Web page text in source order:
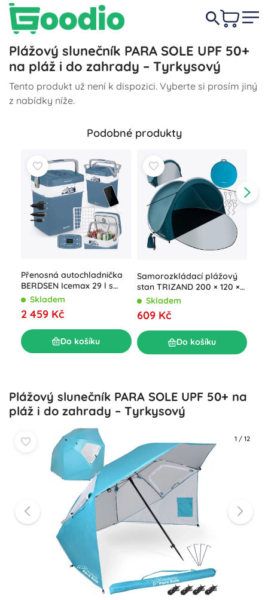
Plážový slunečník PARA SOLE UPF 50+
na pláž i do zahrady – Tyrkysový
Tento produkt už není k dispozici. Vyberte si prosím jiný
z nabídky níže.
Podobné produkty
Přenosná autochladnička
BERDSEN Icemax 29 l s
ECO režimem – modrá
Skladem
2 459 Kč
Do košíku
Samorozkládací plážový
stan TRIZAND 200 × 120 ×
110 cm
Skladem
609 Kč
Do košíku
Plážový slunečník PARA SOLE UPF 50+ na
pláž i do zahrady – Tyrkysový
1 / 12